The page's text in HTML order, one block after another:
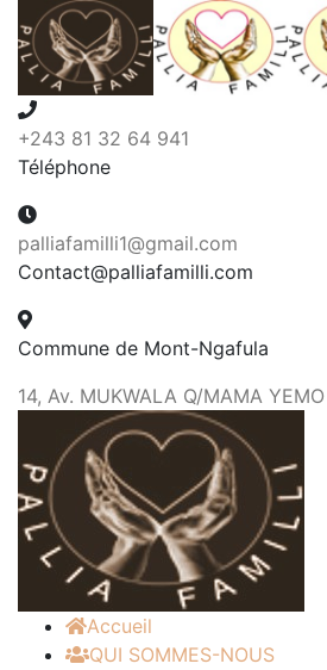
+243 81 32 64 941
Téléphone
palliafamilli1@gmail.com
Contact@palliafamilli.com
Commune de Mont-Ngafula
14, Av. MUKWALA Q/MAMA YEMO
Accueil
QUI SOMMES-NOUS